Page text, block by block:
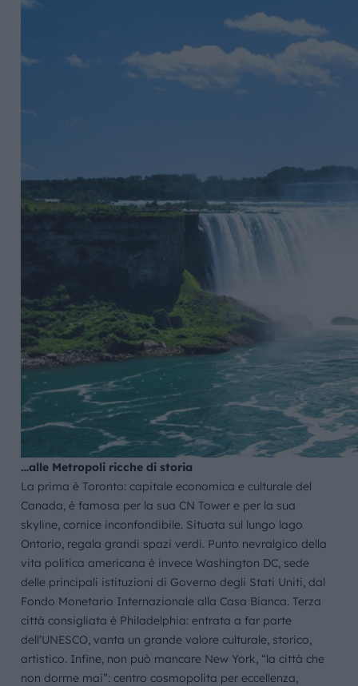
…alle Metropoli ricche di storia
La prima è Toronto: capitale economica e culturale del
Canada, è famosa per la sua CN Tower e per la sua
skyline, cornice inconfondibile. Situata sul lungo lago
Ontario, regala grandi spazi verdi. Punto nevralgico della
vita politica americana è invece Washington DC, sede
delle principali istituzioni di Governo degli Stati Uniti, dal
Fondo Monetario Internazionale alla Casa Bianca. Terza
città consigliata è Philadelphia: entrata a far parte
dell’UNESCO, vanta un grande valore culturale, storico,
artistico. Infine, non può mancare New York, “la città che
non dorme mai”: centro cosmopolita per eccellenza,